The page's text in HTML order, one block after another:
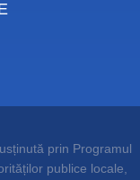
prin Programul
publice locale,